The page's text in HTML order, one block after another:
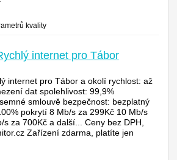
kvality
internet pro Tábor
internet pro Tábor a okolí rychlost: až
dat spolehlivost: 99,9%
smlouvě bezpečnost: bezplatný
pokrytí 8 Mb/s za 299Kč 10 Mb/s
s za 700Kč a další... Ceny bez DPH,
Zařízení zdarma, platíte jen